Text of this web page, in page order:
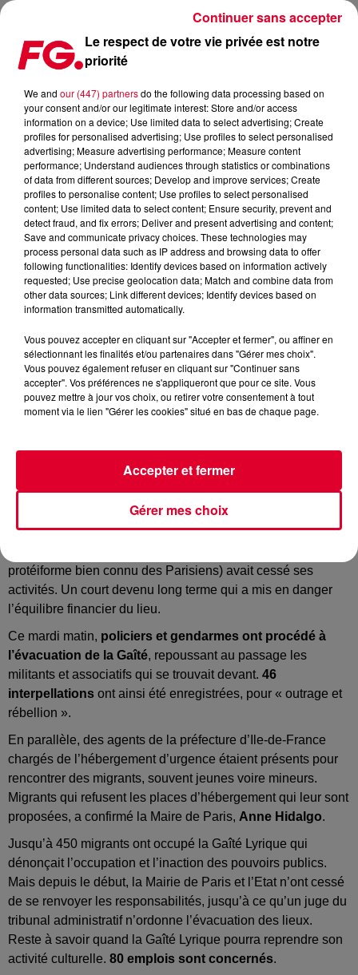
LA GAÎTÉ LYRIQUE ÉVACUÉE À PARIS
Publié : 18 mars 2025 à 15h28 par Christophe HUBERT
Image d'illustration
Crédit :Image d'illustration
La Gaîté Lyrique évacuée à Paris
Depuis des semaines, sa direction demande aux autorités
d’agir. Occupée depuis le 10 décembre dernier par des
protéiforme bien connu des Parisiens) avait cessé ses
activités. Un court devenu long terme qui a mis en danger
l’équilibre financier du lieu.
Ce mardi matin, policiers et gendarmes ont procédé à
l’évacuation de la Gaîté, repoussant au passage les
militants et associatifs qui se trouvait devant. 46
interpellations ont ainsi été enregistrées, pour « outrage et
rébellion ».
En parallèle, des agents de la préfecture d’Ile-de-France
chargés de l’hébergement d’urgence étaient présents pour
rencontrer des migrants, souvent jeunes voire mineurs.
Migrants qui refusent les places d’hébergement qui leur sont
proposées, a confirmé la Maire de Paris, Anne Hidalgo.
Jusqu’à 450 migrants ont occupé la Gaîté Lyrique qui
dénonçait l’occupation et l’inaction des pouvoirs publics.
Mais depuis le début, la Mairie de Paris et l’Etat n’ont cessé
de se renvoyer les responsabilités, jusqu’à ce qu’un juge du
tribunal administratif n’ordonne l’évacuation des lieux.
Reste à savoir quand la Gaîté Lyrique pourra reprendre son
activité culturelle. 80 emplois sont concernés.
Le respect de votre vie privée est notre
priorité
We and our (447) partnersdo the following data processing based on
your consent and/or our legitimate interest: Store and/or access
information on a device; Use limited data to select advertising; Create
profiles for personalised advertising; Use profiles to select personalised
advertising; Measure advertising performance; Measure content
performance; Understand audiences through statistics or combinations
of data from different sources; Develop and improve services; Create
profiles to personalise content; Use profiles to select personalised
content; Use limited data to select content; Ensure security, prevent and
detect fraud, and fix errors; Deliver and present advertising and content;
Save and communicate privacy choices. These technologies may
process personal data such as IP address and browsing data to offer
following functionalities: Identify devices based on information actively
requested; Use precise geolocation data; Match and combine data from
other data sources; Link different devices; Identify devices based on
information transmitted automatically.
Vous pouvez accepter en cliquant sur "Accepter et fermer", ou affiner en
sélectionnant les finalités et/ou partenaires dans "Gérer mes choix".
Vous pouvez également refuser en cliquant sur "Continuer sans
accepter". Vos préférences ne s'appliqueront que pour ce site. Vous
pouvez mettre à jour vos choix, ou retirer votre consentement à tout
moment via le lien "Gérer les cookies" situé en bas de chaque page.
Gérer mes choix
Accepter et fermer
Continuer sans accepter